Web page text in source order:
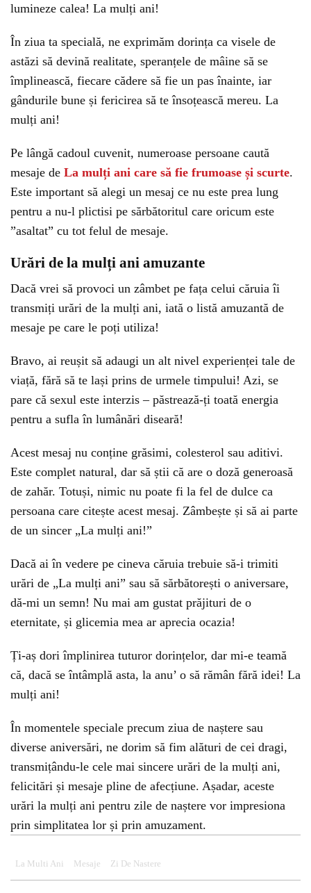
lumineze calea! La mulți ani!
În ziua ta specială, ne exprimăm dorința ca visele de
astăzi să devină realitate, speranțele de mâine să se
împlinească, fiecare cădere să fie un pas înainte, iar
gândurile bune și fericirea să te însoțească mereu. La
mulți ani!
Pe lângă cadoul cuvenit, numeroase persoane caută
mesaje de La mulți ani care să fie frumoase și scurte.
Este important să alegi un mesaj ce nu este prea lung
pentru a nu-l plictisi pe sărbătoritul care oricum este
”asaltat” cu tot felul de mesaje.
Urări de la mulți ani amuzante
Dacă vrei să provoci un zâmbet pe fața celui căruia îi
transmiți urări de la mulți ani, iată o listă amuzantă de
mesaje pe care le poți utiliza!
Bravo, ai reușit să adaugi un alt nivel experienței tale de
viață, fără să te lași prins de urmele timpului! Azi, se
pare că sexul este interzis – păstrează-ți toată energia
pentru a sufla în lumânări diseară!
Acest mesaj nu conține grăsimi, colesterol sau aditivi.
Este complet natural, dar să știi că are o doză generoasă
de zahăr. Totuși, nimic nu poate fi la fel de dulce ca
persoana care citește acest mesaj. Zâmbește și să ai parte
de un sincer „La mulți ani!”
Dacă ai în vedere pe cineva căruia trebuie să-i trimiti
urări de „La mulți ani” sau să sărbătorești o aniversare,
dă-mi un semn! Nu mai am gustat prăjituri de o
eternitate, și glicemia mea ar aprecia ocazia!
Ți-aș dori împlinirea tuturor dorințelor, dar mi-e teamă
că, dacă se întâmplă asta, la anu’ o să rămân fără idei! La
mulți ani!
În momentele speciale precum ziua de naștere sau
diverse aniversări, ne dorim să fim alături de cei dragi,
transmițându-le cele mai sincere urări de la mulți ani,
felicitări și mesaje pline de afecțiune. Așadar, aceste
urări la mulți ani pentru zile de naștere vor impresiona
prin simplitatea lor și prin amuzament.
La Multi Ani Mesaje Zi De Nastere